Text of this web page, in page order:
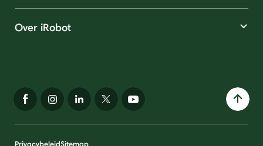
Over iRobot
PrivacybeleidSitemap